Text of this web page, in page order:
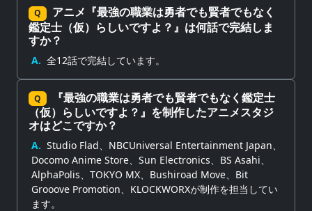
Q
アニメ『最強の職業は勇者でも賢者でもなく
鑑定士（仮）らしいですよ？』は何話で完結しま
すか？
A. 全12話で完結しています。
Q
『最強の職業は勇者でも賢者でもなく鑑定士
（仮）らしいですよ？』を制作したアニメスタジ
オはどこですか？
A. Studio Flad、NBCUniversal Entertainment Japan、
Docomo Anime Store、Sun Electronics、BS Asahi、
AlphaPolis、TOKYO MX、Bushiroad Move、Bit
Grooove Promotion、KLOCKWORXが制作を担当してい
ます。